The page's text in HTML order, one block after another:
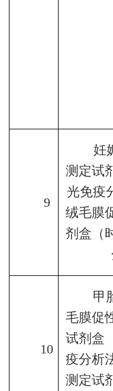
9
妊
测定试
光免疫
绒毛膜
剂盒（
10
甲
毛膜促
试剂盒
疫分析
测定试